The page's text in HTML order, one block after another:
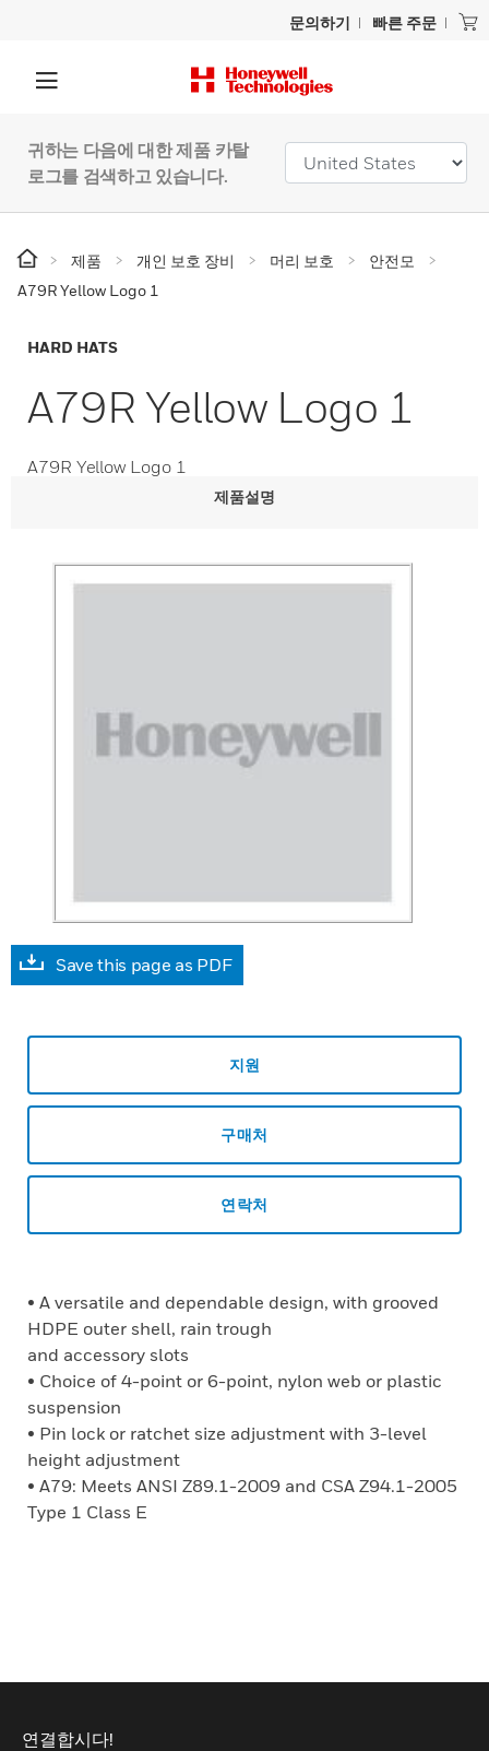
문의하기 빠른 주문
귀하는 다음에 대한 제품 카탈
로그를 검색하고 있습니다.
제품 개인 보호 장비 머리 보호
안전모
A79R Yellow Logo 1
HARD HATS
A79R Yellow Logo 1
A79R Yellow Logo 1
제품설명
Save this page as PDF
지원
구매처
연락처
• A versatile and dependable design, with grooved
HDPE outer shell, rain trough
and accessory slots
• Choice of 4-point or 6-point, nylon web or plastic
suspension
• Pin lock or ratchet size adjustment with 3-level
height adjustment
• A79: Meets ANSI Z89.1-2009 and CSA Z94.1-2005
Type 1 Class E
연결합시다!